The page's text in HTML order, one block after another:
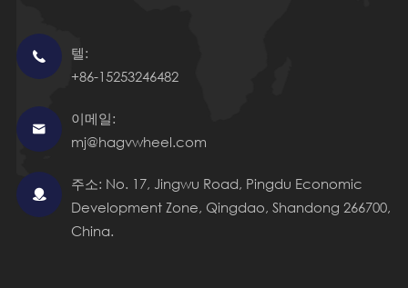

텔:
+86-15253246482

이메일:
mj@hagvwheel.com

주소: No. 17, Jingwu Road, Pingdu Economic
Development Zone, Qingdao, Shandong 266700,
China.